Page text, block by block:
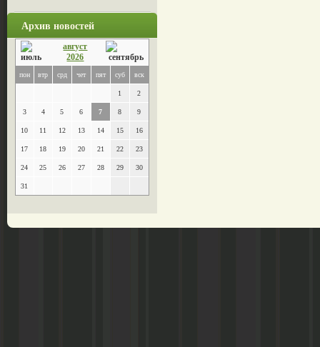
Архив новостей
август
2026
пон втр срд чет пят суб вск
1 2
3 4 5 6 7 8 9
10 11 12 13 14 15 16
17 18 19 20 21 22 23
24 25 26 27 28 29 30
31